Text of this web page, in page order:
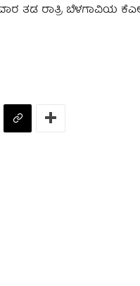
ತಡ ರಾತ್ರಿ ಬೆಳಗಾವಿಯ